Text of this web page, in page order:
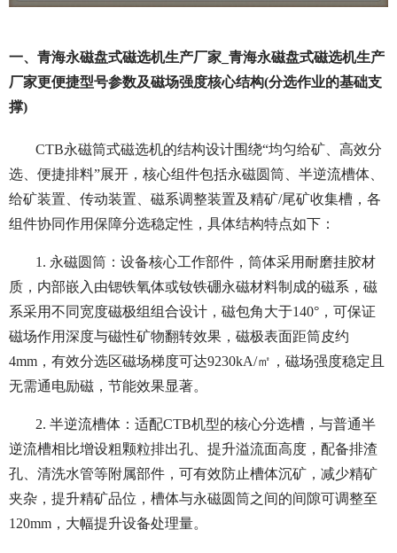
一、青海永磁盘式磁选机生产厂家_青海永磁盘式磁选机生产
厂家更便捷型号参数及磁场强度核心结构(分选作业的基础支
撑)
CTB永磁筒式磁选机的结构设计围绕“均匀给矿、高效分
选、便捷排料”展开，核心组件包括永磁圆筒、半逆流槽体、
给矿装置、传动装置、磁系调整装置及精矿/尾矿收集槽，各
组件协同作用保障分选稳定性，具体结构特点如下：
1. 永磁圆筒：设备核心工作部件，筒体采用耐磨挂胶材
质，内部嵌入由锶铁氧体或钕铁硼永磁材料制成的磁系，磁
系采用不同宽度磁极组组合设计，磁包角大于140°，可保证
磁场作用深度与磁性矿物翻转效果，磁极表面距筒皮约
4mm，有效分选区磁场梯度可达9230kA/㎡，磁场强度稳定且
无需通电励磁，节能效果显著。
2. 半逆流槽体：适配CTB机型的核心分选槽，与普通半
逆流槽相比增设粗颗粒排出孔、提升溢流面高度，配备排渣
孔、清洗水管等附属部件，可有效防止槽体沉矿，减少精矿
夹杂，提升精矿品位，槽体与永磁圆筒之间的间隙可调整至
120mm，大幅提升设备处理量。